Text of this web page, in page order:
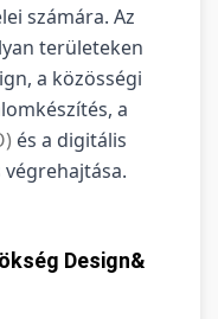
számára. Az
területeken
a közösségi
a
és a digitális
Design&